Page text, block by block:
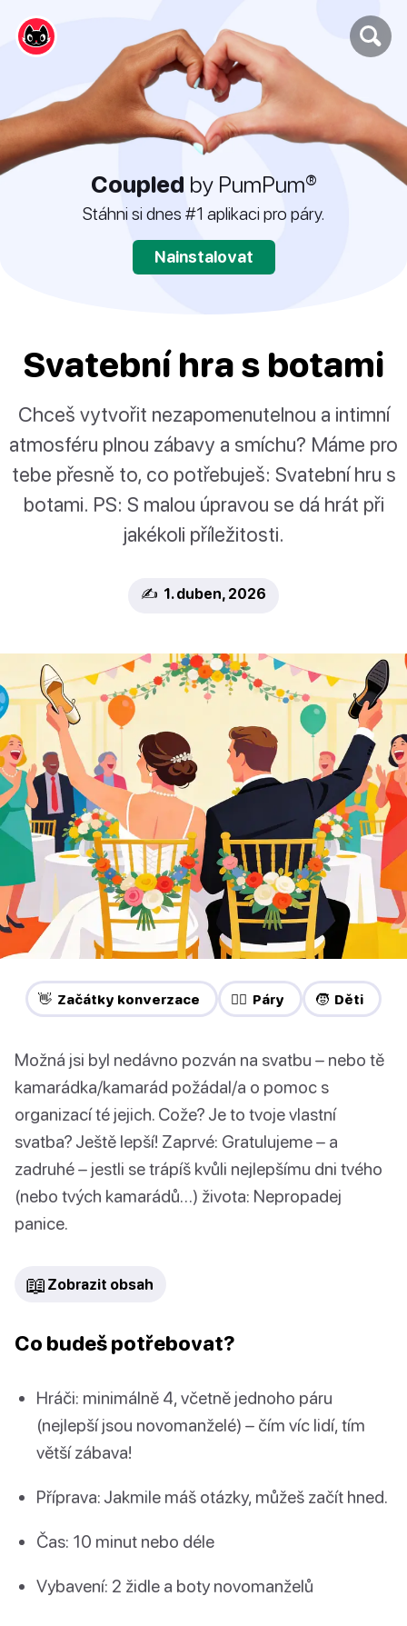
Coupled by PumPum®
Stáhni si dnes #1 aplikaci pro páry.
Nainstalovat
Svatební hra s botami
Chceš vytvořit nezapomenutelnou a intimní
atmosféru plnou zábavy a smíchu? Máme pro
tebe přesně to, co potřebuješ: Svatební hru s
botami. PS: S malou úpravou se dá hrát při
jakékoli příležitosti.
✍️ 1. duben, 2026
👋 Začátky konverzace ❤️‍🔥 Páry 🧒 Děti
Možná jsi byl nedávno pozván na svatbu – nebo tě
kamarádka/kamarád požádal/a o pomoc s
organizací té jejich. Cože? Je to tvoje vlastní
svatba? Ještě lepší! Zaprvé: Gratulujeme – a
zadruhé – jestli se trápíš kvůli nejlepšímu dni tvého
(nebo tvých kamarádů…) života: Nepropadej
panice.
📖 Zobrazit obsah
Co budeš potřebovat?
Hráči: minimálně 4, včetně jednoho páru
(nejlepší jsou novomanželé) – čím víc lidí, tím
větší zábava!
Příprava: Jakmile máš otázky, můžeš začít hned.
Čas: 10 minut nebo déle
Vybavení: 2 židle a boty novomanželů